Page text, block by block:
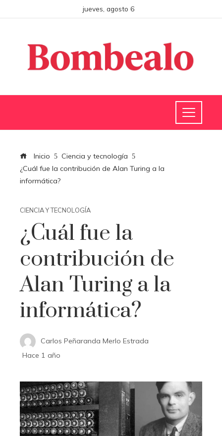
jueves, agosto 6
Inicio
Ciencia y tecnología
¿Cuál fue la contribución de Alan Turing a la
informática?
CIENCIA Y TECNOLOGÍA
¿Cuál fue la
contribución de
Alan Turing a la
informática?
Carlos Peñaranda Merlo Estrada
Hace 1 año